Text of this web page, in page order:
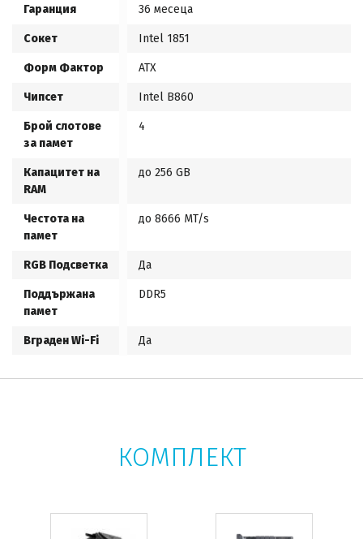
Гаранция 36 месеца
Сокет Intel 1851
Форм Фактор ATX
Чипсет Intel B860
Брой слотове
за памет
4
Капацитет на
RAM
до 256 GB
Честота на
памет
до 8666 MT/s
RGB Подсветка Да
Поддържана
памет
DDR5
Вграден Wi-Fi Да
КОМПЛЕКТ